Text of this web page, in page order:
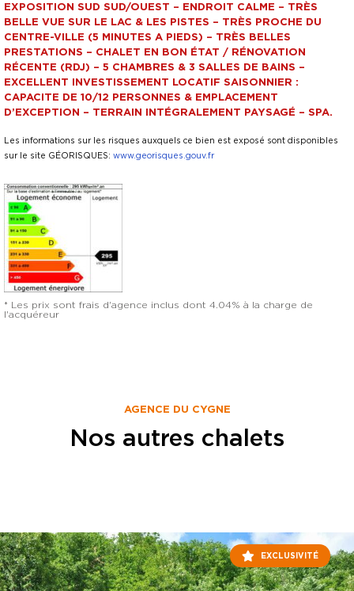
EXPOSITION SUD SUD/OUEST – ENDROIT CALME – TRÈS
BELLE VUE SUR LE LAC & LES PISTES – TRÈS PROCHE DU
CENTRE-VILLE (5 MINUTES A PIEDS) – TRÈS BELLES
PRESTATIONS – CHALET EN BON ÉTAT / RÉNOVATION
RÉCENTE (RDJ) – 5 CHAMBRES & 3 SALLES DE BAINS –
EXCELLENT INVESTISSEMENT LOCATIF SAISONNIER :
CAPACITE DE 10/12 PERSONNES & EMPLACEMENT
D’EXCEPTION – TERRAIN INTÉGRALEMENT PAYSAGÉ – SPA.
Les informations sur les risques auxquels ce bien est exposé sont disponibles
sur le site GÉORISQUES: www.georisques.gouv.fr
* Les prix sont frais d'agence inclus dont 4.04% à la charge de
l'acquéreur
AGENCE DU CYGNE
Nos autres chalets
EXCLUSIVITÉ